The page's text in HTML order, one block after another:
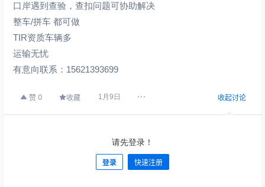
口岸遇到查验，查扣问题可协助解决
整车/拼车 都可做
TIR资质车辆多
运输无忧
有意向联系：15621393699
赞 0 收藏 1月9日 收起讨论
请先登录！
登录 快速注册